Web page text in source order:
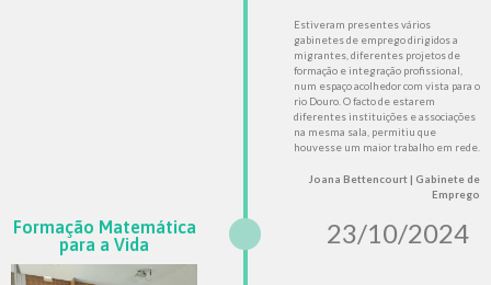
Estiveram presentes vários
gabinetes de emprego dirigidos a
migrantes, diferentes projetos de
formação e integração profissional,
num espaço acolhedor com vista para o
rio Douro. O facto de estarem
diferentes instituições e associações
na mesma sala, permitiu que
houvesse um maior trabalho em rede.
Joana Bettencourt | Gabinete de
Emprego
Formação Matemática
para a Vida
23/10/2024